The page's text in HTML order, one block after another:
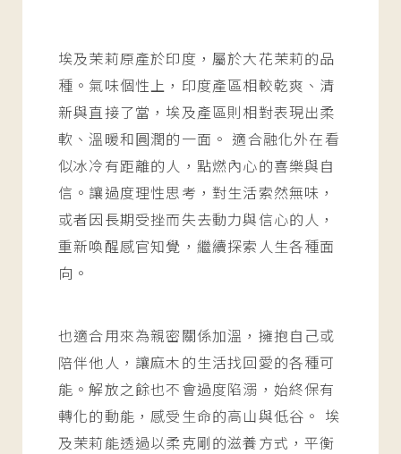
埃及茉莉原產於印度，屬於大花茉莉的品
種。氣味個性上，印度產區相較乾爽、清
新與直接了當，埃及產區則相對表現出柔
軟、溫暖和圓潤的一面。 適合融化外在看
似冰冷有距離的人，點燃內心的喜樂與自
信。讓過度理性思考，對生活索然無味，
或者因長期受挫而失去動力與信心的人，
重新喚醒感官知覺，繼續探索人生各種面
向。
也適合用來為親密關係加溫，擁抱自己或
陪伴他人，讓麻木的生活找回愛的各種可
能。解放之餘也不會過度陷溺，始終保有
轉化的動能，感受生命的高山與低谷。 埃
及茉莉能透過以柔克剛的滋養方式，平衡